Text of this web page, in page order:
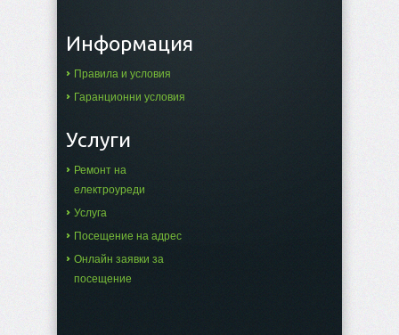
Информация
Правила и условия
Гаранционни условия
Услуги
Ремонт на
електроуреди
Услуга
Посещение на адрес
Онлайн заявки за
посещение